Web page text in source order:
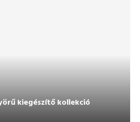
kiegészítő kollekció